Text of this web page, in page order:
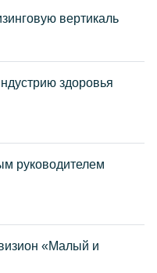
вертикаль
здоровья
руководителем
«Малый и